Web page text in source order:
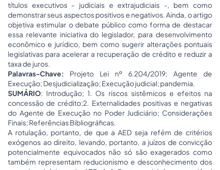
títulos executivos - judiciais e extrajudiciais -, bem como
demonstrar seus aspectos positivos e negativos. Ainda, o artigo
objetiva estimular o debate público como forma de destacar
essa relevante iniciativa do legislador, para desenvolvimento
econômico e jurídico, bem como sugerir alterações pontuais
legislativas para acelerar a recuperação de crédito e reduzir a
taxa de juros.
Palavras-Chave: Projeto Lei nº 6.204/2019; Agente de
Execução; Desjudicialização; Execução judicial; pandemia.
SUMÁRIO: Introdução; 1. Os riscos sistêmicos e efeitos na
concessão de crédito;2. Externalidades positivas e negativas
do Agente de Execução no Poder Judiciário; Considerações
Finais; Referências Bibliográficas.
A rotulação, portanto, de que a AED seja refém de critérios
exógenos ao direito, levando, portanto, a juízos de convicção
potencialmente equivocados não só são exagerados como
também representam reducionismo e desconhecimento dos